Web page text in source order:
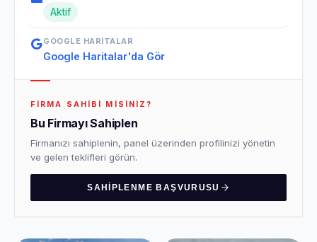
Aktif
GOOGLE HARITALAR
Google Haritalar'da Gör
FIRMA SAHIBI MISINIZ?
Bu Firmayı Sahiplen
Firmanızı sahiplenin, panel üzerinden profilinizi yönetin
ve gelen teklifleri görün.
SAHIPLENME BAŞVURUSU